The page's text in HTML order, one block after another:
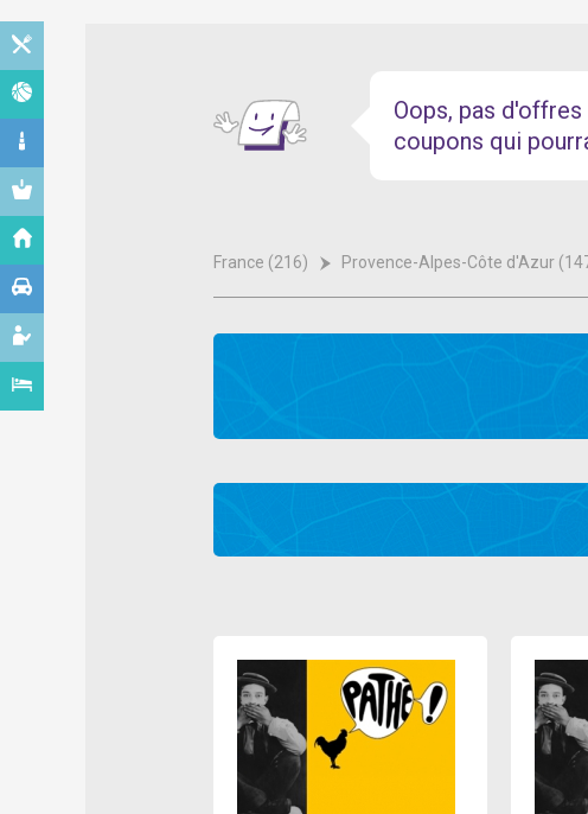
Oops, pas
coupons qui
France (216) Provence-Alpes-Côte d'Azur